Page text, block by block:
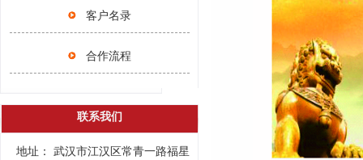
客户名录
合作流程
联系我们
地址：
武汉市江汉区常青一路福星